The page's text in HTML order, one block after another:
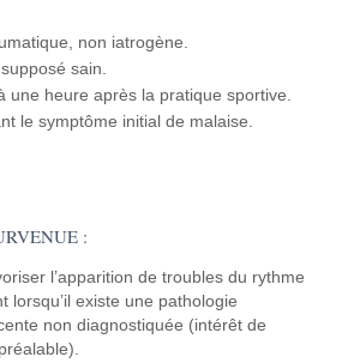
non iatrogène.
sain.
une heure après la pratique sportive.
le symptôme initial de malaise.
:
l’apparition de troubles du rythme
lorsqu’il existe une pathologie
non diagnostiquée (intérêt de